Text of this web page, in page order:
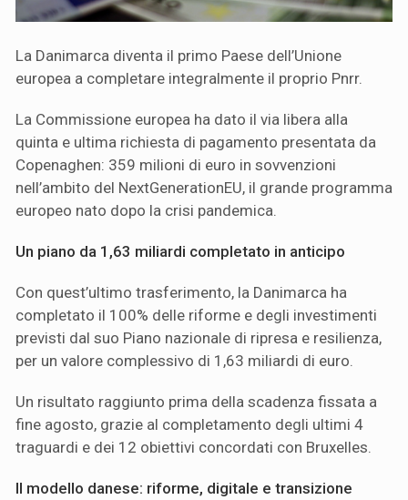
La Danimarca diventa il primo Paese dell’Unione
europea a completare integralmente il proprio Pnrr.
La Commissione europea ha dato il via libera alla
quinta e ultima richiesta di pagamento presentata da
Copenaghen: 359 milioni di euro in sovvenzioni
nell’ambito del NextGenerationEU, il grande programma
europeo nato dopo la crisi pandemica.
Un piano da 1,63 miliardi completato in anticipo
Con quest’ultimo trasferimento, la Danimarca ha
completato il 100% delle riforme e degli investimenti
previsti dal suo Piano nazionale di ripresa e resilienza,
per un valore complessivo di 1,63 miliardi di euro.
Un risultato raggiunto prima della scadenza fissata a
fine agosto, grazie al completamento degli ultimi 4
traguardi e dei 12 obiettivi concordati con Bruxelles.
Il modello danese: riforme, digitale e transizione